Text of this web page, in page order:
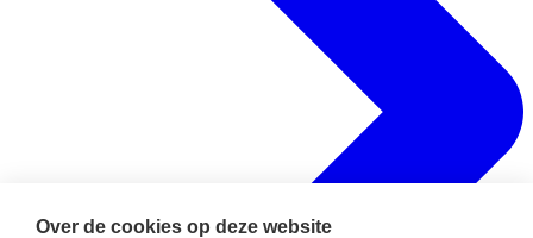
Over de cookies op deze website